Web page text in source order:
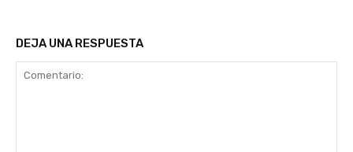
DEJA UNA RESPUESTA